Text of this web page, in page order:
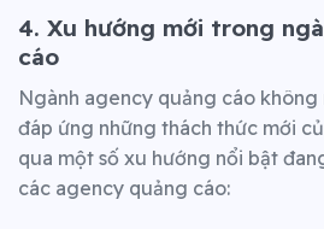
4. Xu hướng mới trong
cáo
Ngành agency quảng cáo
đáp ứng những thách thức mới
qua một số xu hướng nổi bật
các agency quảng cáo: